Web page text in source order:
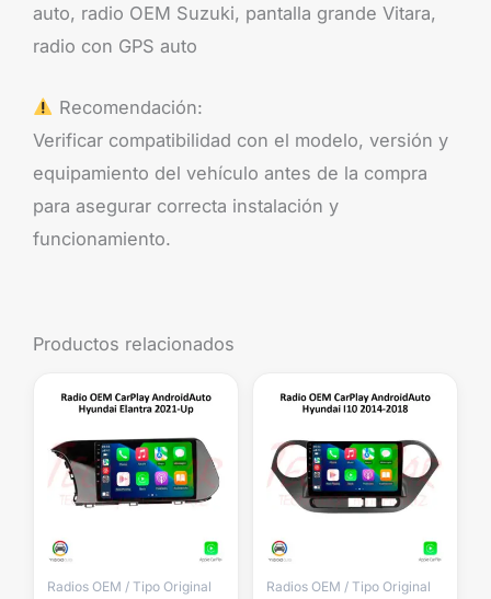
auto, radio OEM Suzuki, pantalla grande Vitara,
radio con GPS auto
Recomendación:
Verificar compatibilidad con el modelo, versión y
equipamiento del vehículo antes de la compra
para asegurar correcta instalación y
funcionamiento.
Productos relacionados
Radios OEM / Tipo Original Radios OEM / Tipo Original